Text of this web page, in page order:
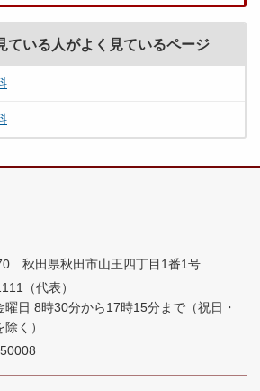
ている人がよく見ているページ
秋田県秋田市山王四丁目1番1号
（代表）
曜日 8時30分から17時15分まで （祝日・
く）